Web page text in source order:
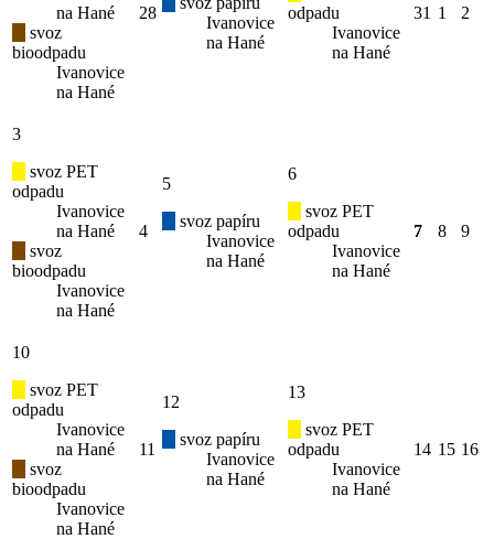
na Hané
svoz
bioodpadu
Ivanovice
na Hané
28
Ivanovice
na Hané
odpadu
Ivanovice
na Hané
31 1 2
3
svoz PET
odpadu
Ivanovice
na Hané
svoz
bioodpadu
Ivanovice
na Hané
4
5
svoz papíru
Ivanovice
na Hané
6
svoz PET
odpadu
Ivanovice
na Hané
7 8 9
10
svoz PET
odpadu
Ivanovice
na Hané
svoz
bioodpadu
Ivanovice
na Hané
11
12
svoz papíru
Ivanovice
na Hané
13
svoz PET
odpadu
Ivanovice
na Hané
14 15 16